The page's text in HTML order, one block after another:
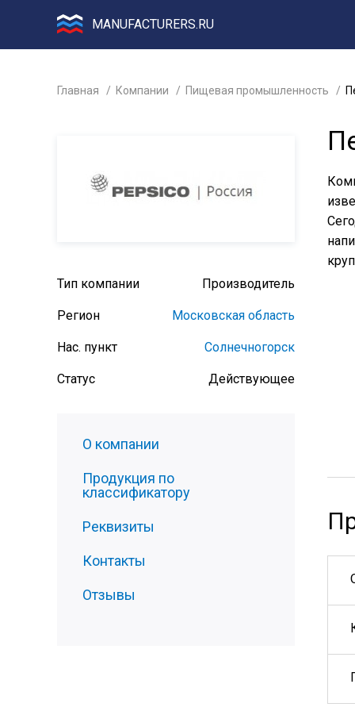
MANUFACTURERS.RU
Главная Компании Пищевая промышленность
Тип компании Производитель
Регион Московская область
Нас. пункт Солнечногорск
Статус Действующее
О компании
Продукция по
классификатору
Реквизиты
Контакты
Отзывы